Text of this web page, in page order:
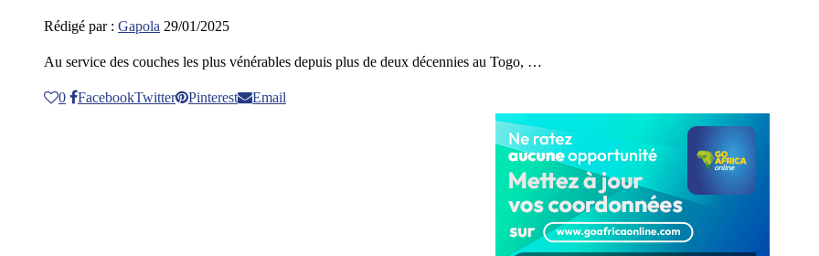
Rédigé par : Gapola 29/01/2025
Au service des couches les plus vénérables depuis plus de deux décennies au Togo, …
0 FacebookTwitter Pinterest Email